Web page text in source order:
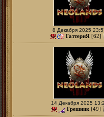
8 Декабря 2025
ГаттериЯ [62]
14 Декабря 2025
Грешник [49]